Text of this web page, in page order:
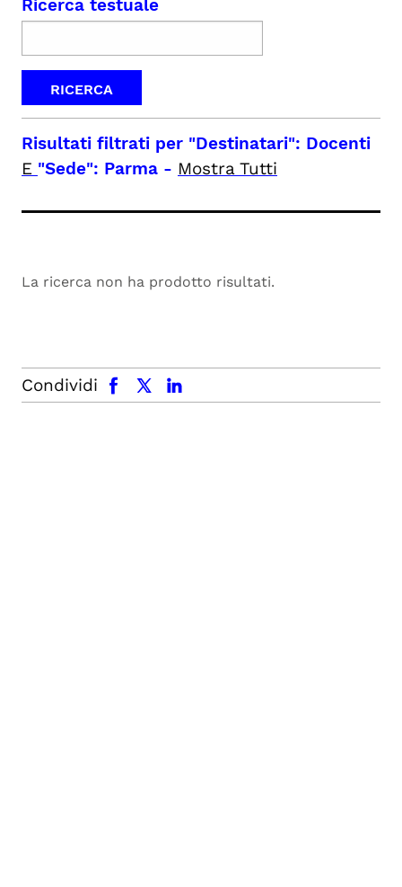
Ricerca testuale
Risultati filtrati per "Destinatari": Docenti
E "Sede": Parma - Mostra Tutti
La ricerca non ha prodotto risultati.
Condividi
facebook x.com linkedin